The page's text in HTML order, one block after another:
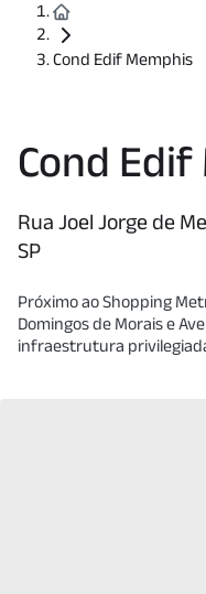
Cond Edif Memphis
Cond
Rua Joel Jorge de
SP
Próximo ao Shopping
Domingos de Morais e
infraestrutura